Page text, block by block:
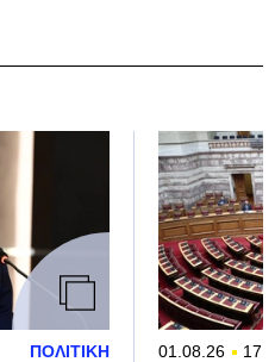
ΠΟΛΙΤΙΚΗ 01.08.26